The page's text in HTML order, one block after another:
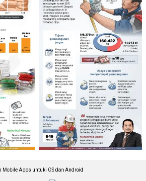
Mobile Apps untuk iOS dan Android